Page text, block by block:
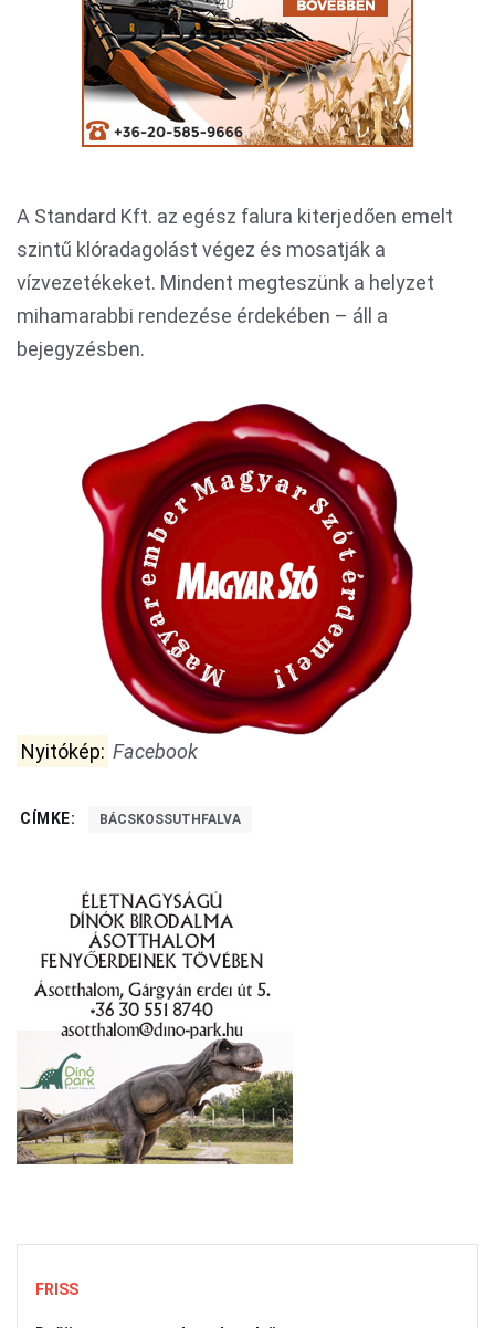
A Standard Kft. az egész falura kiterjedően emelt
szintű klóradagolást végez és mosatják a
vízvezetékeket. Mindent megteszünk a helyzet
mihamarabbi rendezése érdekében – áll a
bejegyzésben.
Nyitókép: Facebook
CÍMKE: BÁCSKOSSUTHFALVA
FRISS